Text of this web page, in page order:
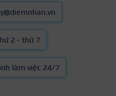
2 - thứ 7
làm việc 24/7